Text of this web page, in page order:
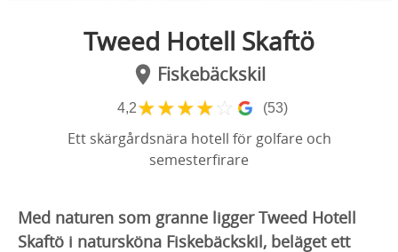
Tweed Hotell Skaftö
Fiskebäckskil
4,2★★★★ ☆ (53)
Ett skärgårdsnära hotell för golfare och
semesterfirare
Med naturen som granne ligger Tweed Hotell
Skaftö i natursköna Fiskebäckskil, beläget ett